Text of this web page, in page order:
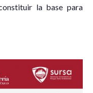
la base para